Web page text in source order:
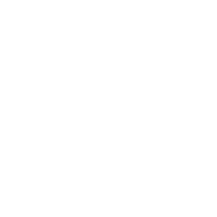
برای یکی